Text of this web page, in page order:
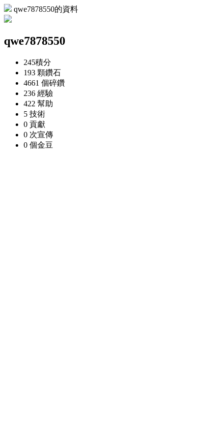
qwe7878550的資料
qwe7878550
245積分
193 顆鑽石
4661 個碎鑽
236 經驗
422 幫助
5 技術
0 貢獻
0 次宣傳
0 個金豆